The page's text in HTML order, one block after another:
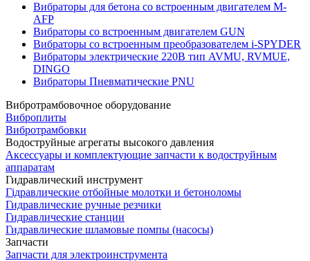
Вибраторы для бетона со встроенным двигателем M-
AFP
Вибраторы со встроенным двигателем GUN
Вибраторы со встроенным преобразователем i-SPYDER
Вибраторы электрические 220B тип AVMU, RVMUE,
DINGO
Вибраторы Пневматические PNU
Вибротрамбовочное оборудование
Виброплиты
Вибротрамбовки
Водоструйные агрегаты высокого давления
Аксессуары и комплектующие запчасти к водоструйным
аппаратам
Гидравлический инструмент
Гідравлические отбойные молотки и бетоноломы
Гидравлические ручные резчики
Гидравлические станции
Гидравлические шламовые помпы (насосы)
Запчасти
Запчасти для электроинструмента